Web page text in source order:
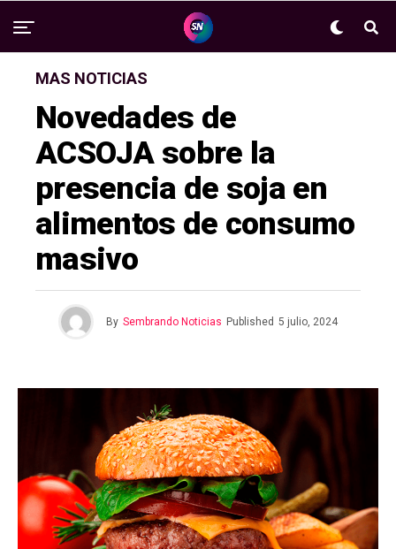
MAS NOTICIAS
Novedades de
ACSOJA sobre la
presencia de soja en
alimentos de consumo
masivo
By Sembrando Noticias Published 5 julio, 2024